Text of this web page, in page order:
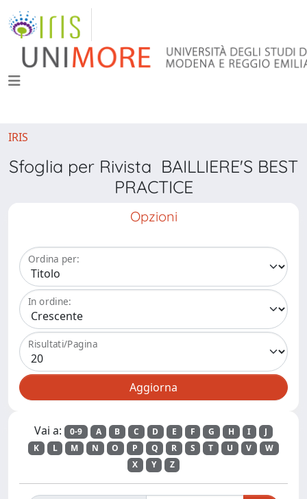
IRIS
Sfoglia per Rivista BAILLIERE'S BEST
PRACTICE
Opzioni
Ordina per:
In ordine:
Risultati/Pagina
Vai a: 0-9 A B C D E F G H I
J
K
L M N O P Q R S T U V
W
X
Y Z